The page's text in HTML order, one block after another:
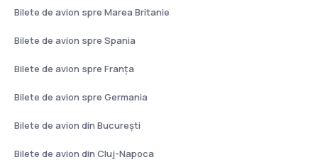
Bilete de avion spre Marea Britanie
Bilete de avion spre Spania
Bilete de avion spre Franţa
Bilete de avion spre Germania
Bilete de avion din București
Bilete de avion din Cluj-Napoca